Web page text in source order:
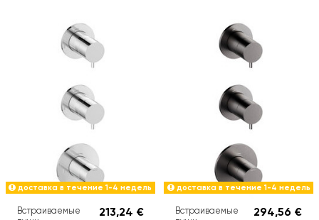
доставка в течение 1-4 недель
Встраиваемые
213,24 €
доставка в течение 1-4 недель
Встраиваемые
294,56 €